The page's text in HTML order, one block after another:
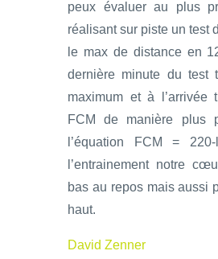
peux évaluer au plus
réalisant sur piste un test
le max de distance en
dernière minute du test
maximum et à l’arrivée
FCM de manière plus
l’équation FCM =
l’entrainement notre
bas au repos mais aussi
haut.
David Zenner